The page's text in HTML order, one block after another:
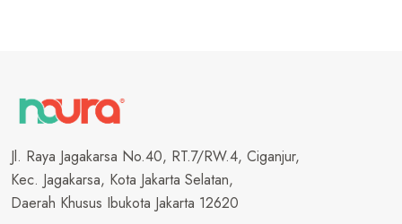
Jl. Raya Jagakarsa No.40, RT.7/RW.4, Ciganjur,
Kec. Jagakarsa, Kota Jakarta Selatan,
Daerah Khusus Ibukota Jakarta 12620